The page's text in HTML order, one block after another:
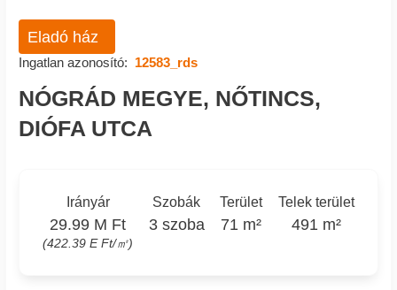
Eladó ház
Ingatlan azonosító: 12583_rds
NÓGRÁD MEGYE, NŐTINCS,
DIÓFA UTCA
Irányár
29.99 M Ft
(422.39 E Ft/㎡)
Szobák
3 szoba
Terület
71 m²
Telek terület
491 m²